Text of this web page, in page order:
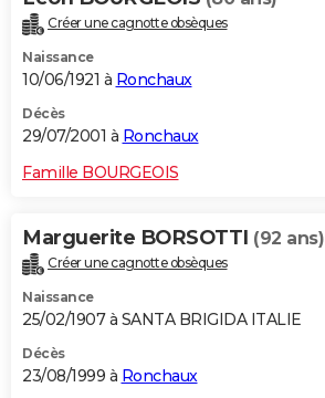
Créer une cagnotte obsèques
Naissance
10/06/1921 à Ronchaux
Décès
29/07/2001 à Ronchaux
Famille BOURGEOIS
Marguerite BORSOTTI (92 ans)
Créer une cagnotte obsèques
Naissance
25/02/1907 à SANTA BRIGIDA ITALIE
Décès
23/08/1999 à Ronchaux